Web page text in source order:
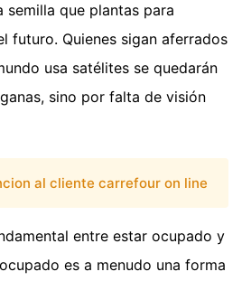
semilla que plantas para
futuro. Quienes sigan aferrados
usa satélites se quedarán
sino por falta de visión
al cliente carrefour on line
entre estar ocupado y
es a menudo una forma